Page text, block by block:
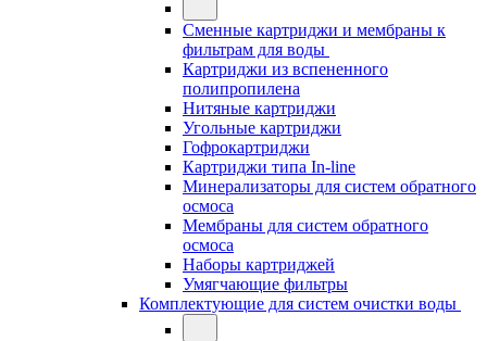
Сменные картриджи и мембраны к
фильтрам для воды
Картриджи из вспененного
полипропилена
Нитяные картриджи
Угольные картриджи
Гофрокартриджи
Картриджи типа In-line
Минерализаторы для систем обратного
осмоса
Мембраны для систем обратного
осмоса
Наборы картриджей
Умягчающие фильтры
Комплектующие для систем очистки воды